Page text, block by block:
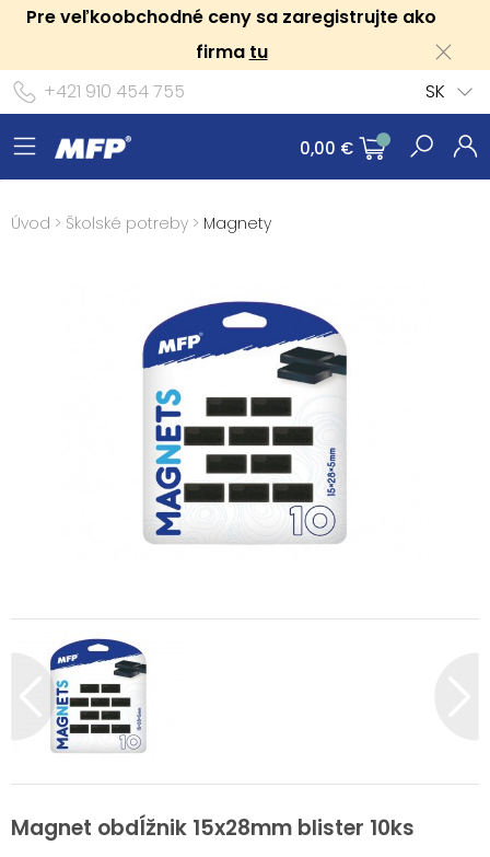
Pre veľkoobchodné ceny sa zaregistrujte ako
firma tu
+421 910 454 755
SK
0,00 €
Úvod > Školské potreby > Magnety
Magnet obdĺžnik 15x28mm blister 10ks